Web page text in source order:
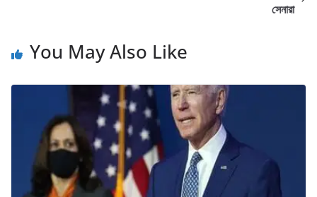
সেনারা
You May Also Like